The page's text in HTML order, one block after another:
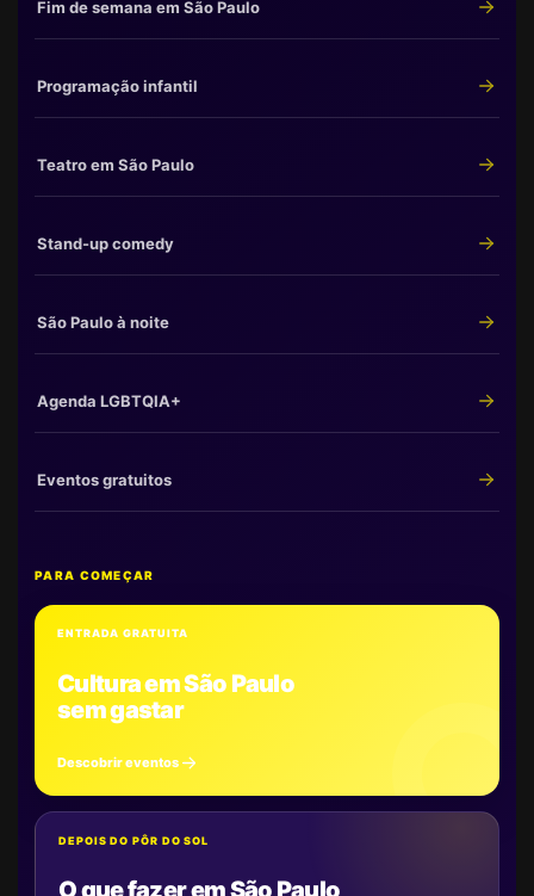
Fim de semana em São Paulo
Programação infantil
Teatro em São Paulo
Stand-up comedy
São Paulo à noite
Agenda LGBTQIA+
Eventos gratuitos
PARA COMEÇAR
ENTRADA GRATUITA
Cultura em São Paulo
sem gastar
Descobrir eventos
DEPOIS DO PÔR DO SOL
O que fazer em São Paulo